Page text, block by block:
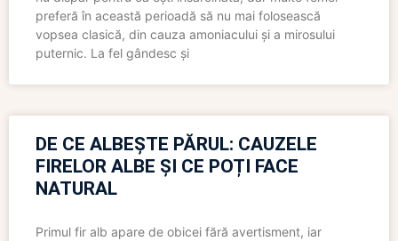
preferă în această perioadă să nu mai folosească
vopsea clasică, din cauza amoniacului și a mirosului
puternic. La fel gândesc și
DE CE ALBEȘTE PĂRUL: CAUZELE
FIRELOR ALBE ȘI CE POȚI FACE
NATURAL
Primul fir alb apare de obicei fără avertisment, iar